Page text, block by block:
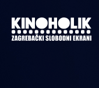
glavni
sadržaj